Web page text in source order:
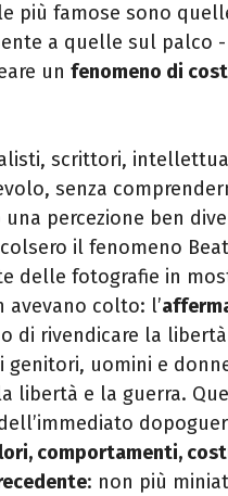
più famose sono
a quelle sul palco
un fenomeno di
scrittori,
senza
una percezione ben
il fenomeno
delle fotografie in
avevano colto: l’
di rivendicare la
genitori, uomini e
libertà e la guerra.
comportamenti,
: non più